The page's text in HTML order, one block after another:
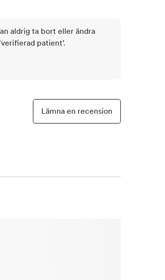
aldrig ta bort eller ändra
patient’.
Lämna en recension